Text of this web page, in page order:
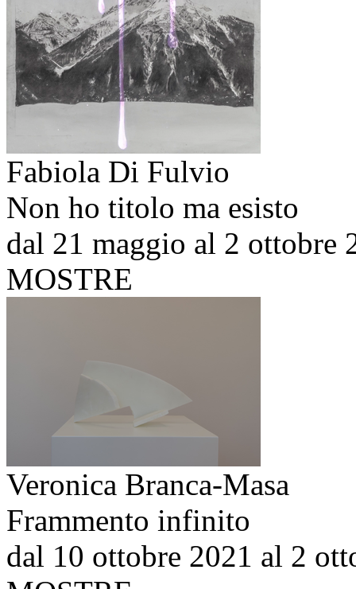
Fabiola Di Fulvio
Non ho titolo ma esisto
dal 21 maggio al 2 ottobre
MOSTRE
Veronica Branca-Masa
Frammento infinito
dal 10 ottobre 2021 al 2